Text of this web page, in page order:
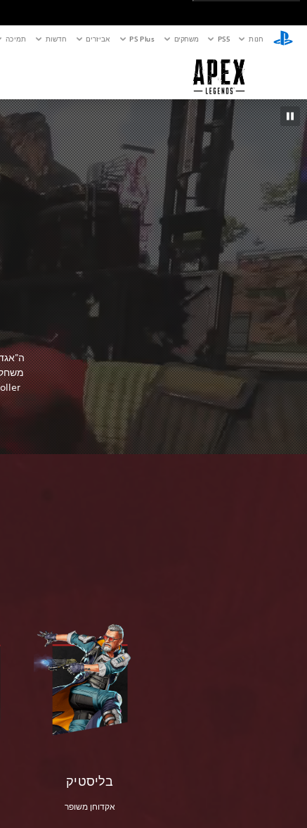
חנות PS5‏ משחקים PS Plus אביזרים חדשות תמיכה
בליסטיק
אקדוחן משופר